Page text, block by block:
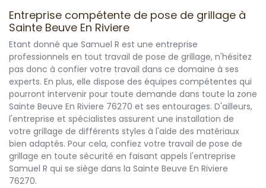
Entreprise compétente de pose de grillage à
Sainte Beuve En Riviere
Etant donné que Samuel R est une entreprise
professionnels en tout travail de pose de grillage, n'hésitez
pas donc à confier votre travail dans ce domaine à ses
experts. En plus, elle dispose des équipes compétentes qui
pourront intervenir pour toute demande dans toute la zone
Sainte Beuve En Riviere 76270 et ses entourages. D'ailleurs,
l'entreprise et spécialistes assurent une installation de
votre grillage de différents styles à l'aide des matériaux
bien adaptés. Pour cela, confiez votre travail de pose de
grillage en toute sécurité en faisant appels l'entreprise
Samuel R qui se siège dans la Sainte Beuve En Riviere
76270.